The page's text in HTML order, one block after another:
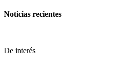
Noticias recientes
De interés